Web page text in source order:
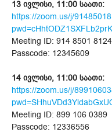
13 ივლისი, 11:00 საათი:
https://zoom.us/j/
Meeting ID: 914 8501 8124
Passcode: 12345609
14 ივლისი, 11:00 საათი:
https://zoom.us/j/
Meeting ID: 899 106 0389
Passcode: 12336556